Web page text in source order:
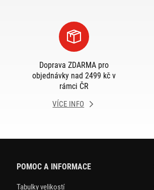
Doprava ZDARMA pro
objednávky nad 2499 kč v
rámci ČR
VÍCE INFO
POMOC A INFORMACE
Tabulky velikostí